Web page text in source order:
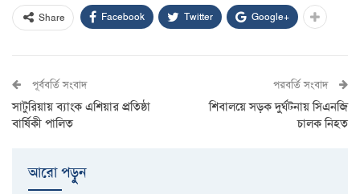
Share Facebook Twitter Google+
পূর্ববর্তি সংবাদ
সাটুরিয়ায় ব্যাংক এশিয়ার প্রতিষ্ঠা
বার্ষিকী পালিত
পরবর্তি সংবাদ
শিবালয়ে সড়ক দুর্ঘটনায় সিএনজি
চালক নিহত
আরো পড়ুুন